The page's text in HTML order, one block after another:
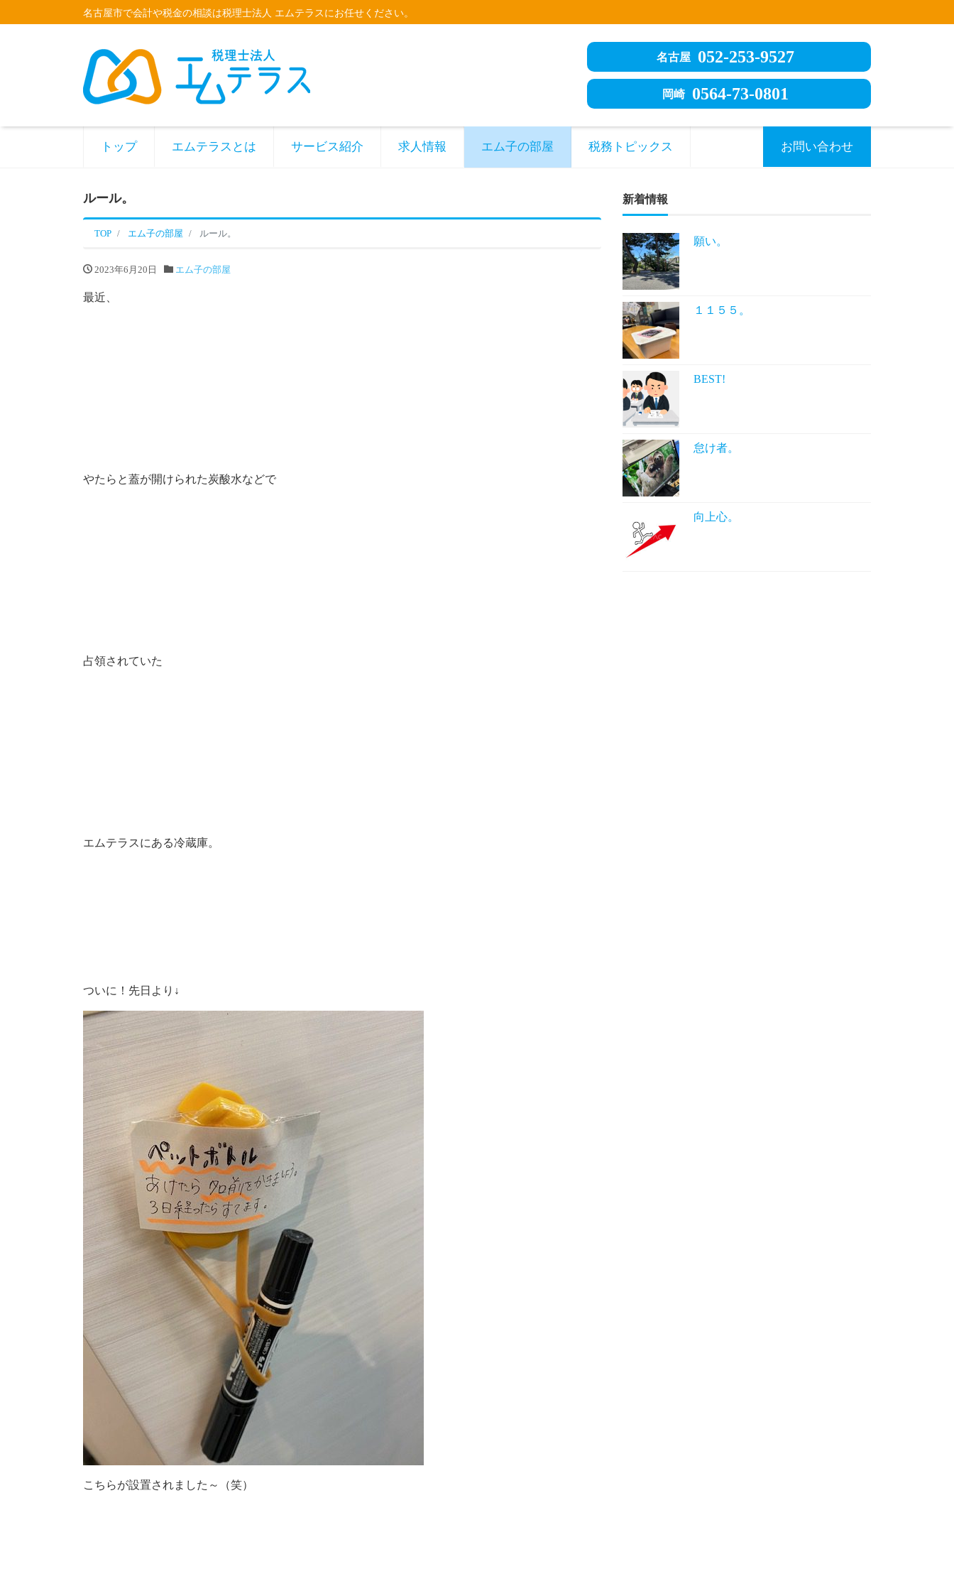
名古屋市で会計や税金の相談は税理士法人 エムテラスにお任せください。
名古屋 052-253-9527
岡崎 0564-73-0801
トップ エムテラスとは サービス紹介 求人情報 エム子の部屋 税務トピックス お問い合わせ
ルール。
TOP エム子の部屋 ルール。
2023年6月20日 エム子の部屋
最近、
やたらと蓋が開けられた炭酸水などで
占領されていた
エムテラスにある冷蔵庫。
ついに！先日より↓
こちらが設置されました～（笑）
新着情報
願い。
１１５５。
BEST!
怠け者。
向上心。